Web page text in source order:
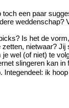
een paar
Is het de
nietwaar?
wel (of niet) te
slingeren kan in
Integendeel: ik